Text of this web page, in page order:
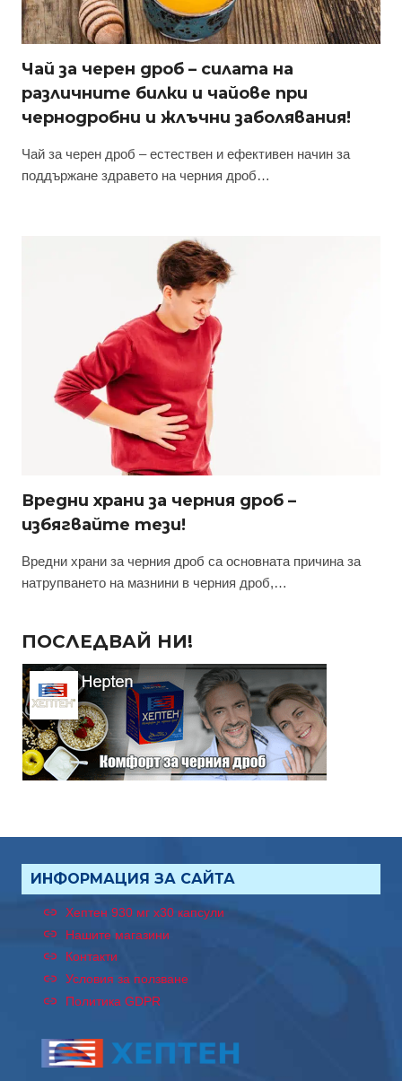
Чай за черен дроб – силата на
различните билки и чайове при
чернодробни и жлъчни заболявания!
Чай за черен дроб – естествен и ефективен начин за
поддържане здравето на черния дроб…
Вредни храни за черния дроб –
избягвайте тези!
Вредни храни за черния дроб са основната причина за
натрупването на мазнини в черния дроб,…
ПОСЛЕДВАЙ НИ!
ИНФОРМАЦИЯ ЗА САЙТА
Хептен 930 мг x30 капсули
Нашите магазини
Контакти
Условия за ползване
Политика GDPR